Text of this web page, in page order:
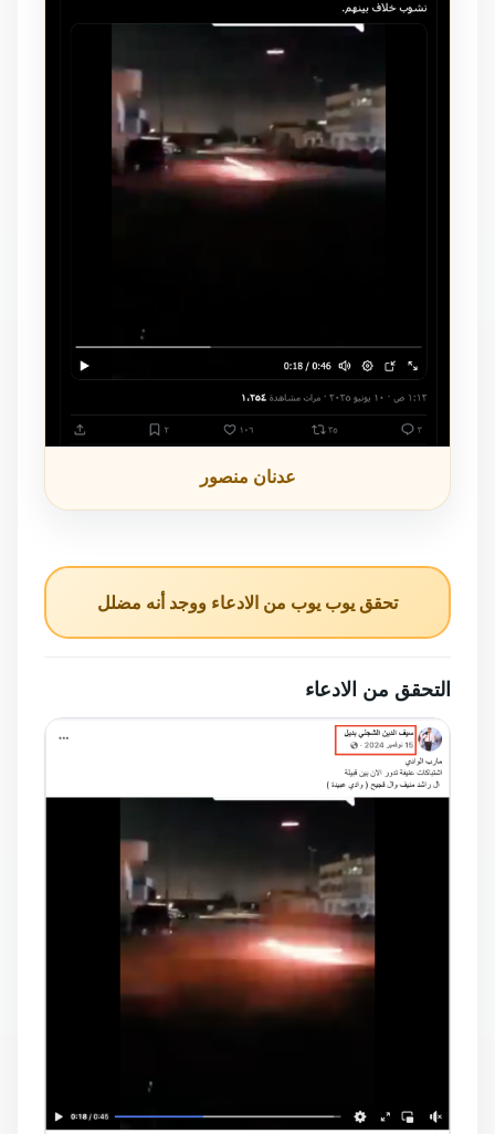
عدنان منصور
تحقق يوب يوب من الادعاء ووجد أنه مضلل
التحقق من الادعاء